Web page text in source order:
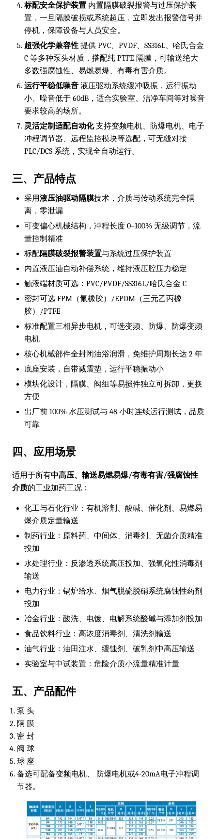
标配安全保护装置 内置隔膜破裂报警与过压保护装
置，一旦隔膜破损或系统超压，立即发出报警信号并
停机，保障设备与人员安全。
超强化学兼容性 提供 PVC、PVDF、SS316L、哈氏合金
C 等多种泵头材质，搭配纯 PTFE 隔膜，可输送绝大
多数强腐蚀性、易燃易爆、有毒有害介质。
运行平稳低噪音 液压驱动系统缓冲吸振，运行振动
小、噪音低于 60dB，适合实验室、洁净车间等对噪音
要求较高的场所。
灵活定制适配自动化支持变频电机、防爆电机、电子
冲程调节器、远程监控模块等选配，可无缝对接
PLC/DCS 系统，实现全自动运行。
三、产品特点
采用液压油驱动隔膜技术，介质与传动系统完全隔
离，零泄漏
可变偏心机械结构，冲程长度 0–100% 无级调节，流
量控制精准
标配隔膜破裂报警装置与系统过压保护装置
内置液压油自动补偿系统，维持液压腔压力稳定
触液端材质可选：PVC/PVDF/SS316L/哈氏合金 C
密封可选 FPM（氟橡胶）/EPDM（三元乙丙橡
胶）/PTFE
标准配置三相异步电机，可选变频、防爆、防爆变频
电机
核心机械部件全封闭油浴润滑，免维护周期长达 2 年
底座安装，自带减震垫，运行平稳振动小
模块化设计，隔膜、阀组等易损件独立可拆卸，更换
方便
出厂前 100% 水压测试与 48 小时连续运行测试，品质
可靠
四、应用场景
适用于所有中高压、输送易燃易爆/有毒有害/强腐蚀性
介质的工业加药工况：
化工与石化行业：有机溶剂、酸碱、催化剂、易燃易
爆介质定量输送
制药行业：原料药、中间体、消毒剂、无菌介质精准
投加
水处理行业：反渗透系统高压投加、强氧化性消毒剂
输送
电力行业：锅炉给水、烟气脱硫脱硝系统腐蚀性药剂
投加
冶金行业：酸洗、电镀、电解系统酸碱与添加剂投加
食品饮料行业：高浓度消毒剂、清洗剂输送
油气行业：油田注水、缓蚀剂、破乳剂中高压输送
实验室与中试装置：危险介质小流量精准计量
五、产品配件
泵 头
隔 膜
密 封
阀 球
球 座
备选可配备变频电机、 防爆电机或4-20mA电子冲程调
节器。